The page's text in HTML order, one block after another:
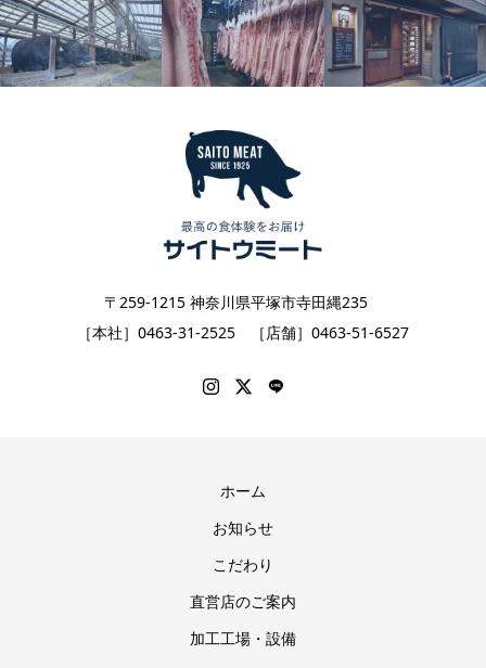
〒259-1215 神奈川県平塚市寺田縄235
［本社］0463-31-2525 ［店舗］0463-51-6527
ホーム
お知らせ
こだわり
直営店のご案内
加工工場・設備